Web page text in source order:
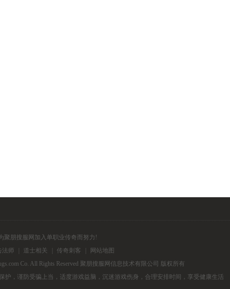
聚朋搜服网加入单职业传奇而努力!
法师 道士相关 传奇刺客
网站地图
Co. All Rights Reserved 聚朋搜服网信息技术有限公司 版权所有
，谨防受骗上当，适度游戏益脑，沉迷游戏伤身，合理安排时间，享受健康生活